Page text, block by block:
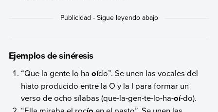
Ejemplos de sinéresis
“Que la gente lo haoído”. Se unen las vocales del
hiato producido entre la O y la I para formar un
verso de ocho sílabas (que-la-gen-te-lo-ha-oí-do).